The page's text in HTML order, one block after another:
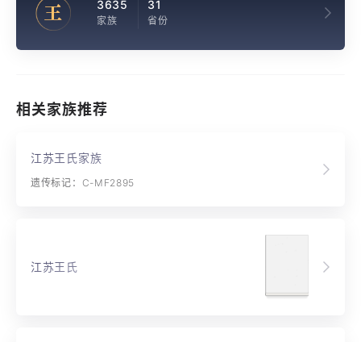
王 3635
家族
31
省份
相关家族推荐
江苏王氏家族
遗传标记：C-MF2895
江苏王氏